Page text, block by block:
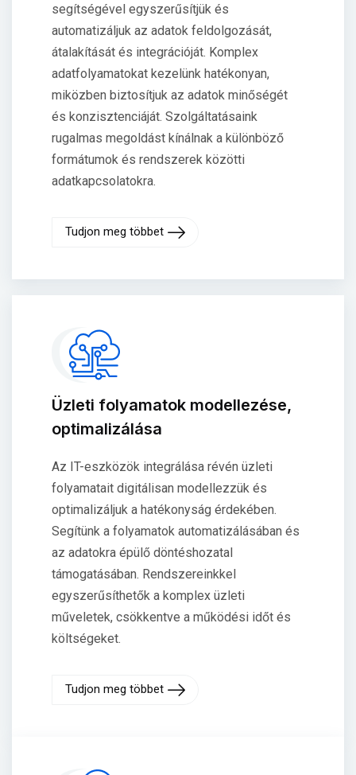
segítségével egyszerűsítjük és
automatizáljuk az adatok feldolgozását,
átalakítását és integrációját. Komplex
adatfolyamatokat kezelünk hatékonyan,
miközben biztosítjuk az adatok minőségét
és konzisztenciáját. Szolgáltatásaink
rugalmas megoldást kínálnak a különböző
formátumok és rendszerek közötti
adatkapcsolatokra.
Tudjon meg többet
Üzleti folyamatok modellezése,
optimalizálása
Az IT-eszközök integrálása révén üzleti
folyamatait digitálisan modellezzük és
optimalizáljuk a hatékonyság érdekében.
Segítünk a folyamatok automatizálásában és
az adatokra épülő döntéshozatal
támogatásában. Rendszereinkkel
egyszerűsíthetők a komplex üzleti
műveletek, csökkentve a működési időt és
költségeket.
Tudjon meg többet